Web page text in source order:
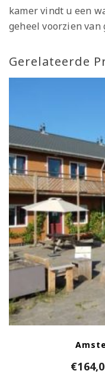
kamer vindt u een
geheel voorzien van
Gerelateerde
€